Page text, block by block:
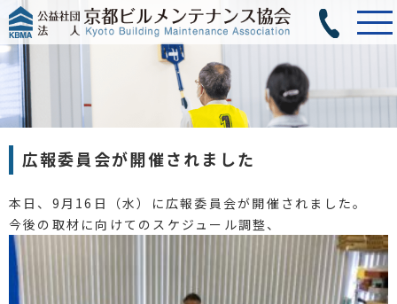
広報委員会が開催されました
本日、9月16日（水）に広報委員会が開催されました。
今後の取材に向けてのスケジュール調整、